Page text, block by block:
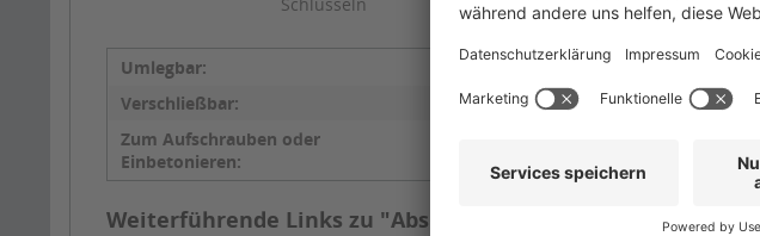
Umlegbar:
Verschließbar:
Profilzylinderschloss
Zum Aufschrauben oder
Einbetonieren:
Weiterführende Links zu "Absperrpfosten Klappy,